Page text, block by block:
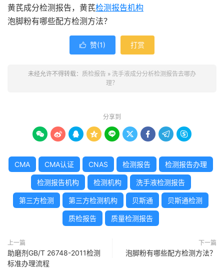
黄芪成分检测报告，黄芪检测报告机构
泡脚粉有哪些配方检测方法？
 赞(1) 打赏
未经允许不得转载： 质检报告 » 洗手液成分分析检测报告去哪办
理？
分享到
        
CMA CMA认证 CNAS 检测报告 检测报告办理
检测报告机构 检测机构 洗手液检测报告
第三方检测 第三方检测机构 贝斯通 贝斯通检测
质检报告 质量检测报告
上一篇
助磨剂GB/T 26748-2011检测
标准办理流程
下一篇
泡脚粉有哪些配方检测方法？